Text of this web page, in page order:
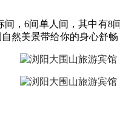
，6间单人间，其中有8
美景带给你的身心舒